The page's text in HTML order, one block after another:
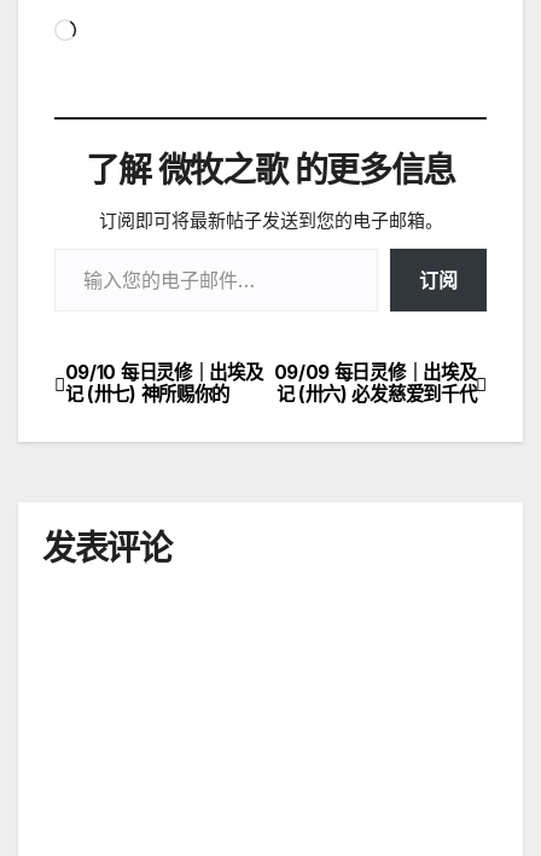
正
载…
了解 微牧之歌 的更多信息
订阅即可将最新帖子发送到您的电子邮箱。
订阅
文
章
航
09/09 每日灵修｜出埃及
记 (卅六) 必发慈爱到千代
09/10 每日灵修｜出埃及
记 (卅七) 神所赐你的
发表评论